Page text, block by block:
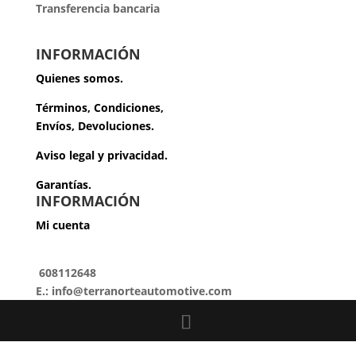
Transferencia bancaria
INFORMACIÓN
Quienes somos.
Términos, Condiciones,
Envíos, Devoluciones.
Aviso legal y privacidad.
Garantías.
INFORMACIÓN
Mi cuenta
608112648
E.: info@terranorteautomotive.com